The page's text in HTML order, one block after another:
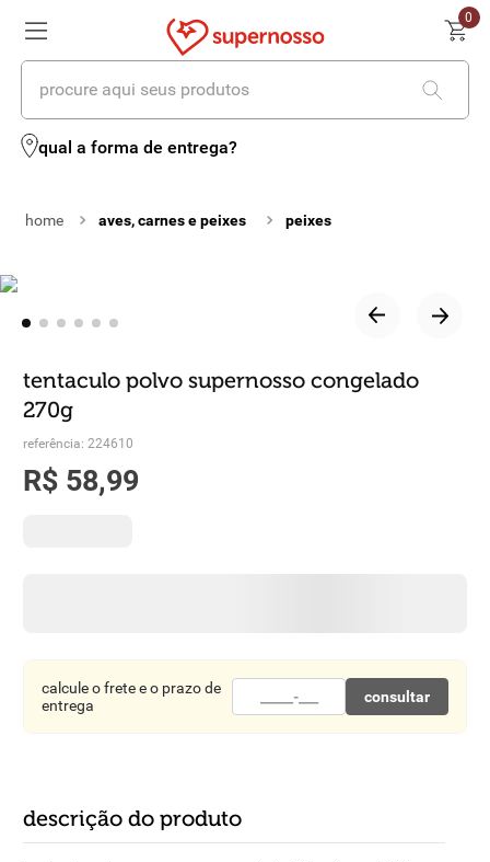
0
procure aqui seus produtos
qual a forma de entrega?
aves, carnes e peixes peixes
tentaculo polvo supernosso congelado
270g
referência: 224610
R$ 58,99
calcule o frete e o prazo de
entrega
consultar
descrição do produto
termos mais buscados
2º leite
º iogurte
6º